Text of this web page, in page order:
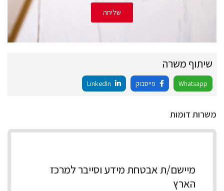
שליחה
שיתוף משרה
Whatsapp פייסבוק
משרות דומות
מיישם/ת אבטחת מידע וסייבר למרכז
הארץ